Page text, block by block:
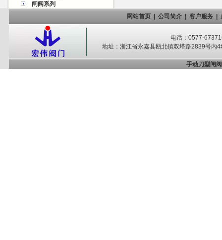
闸阀系列
网站首页| 公司简介| 客户服务|
电话：0577-
地址：浙江省永嘉县瓯北镇双塔路2839号
手动刀型闸